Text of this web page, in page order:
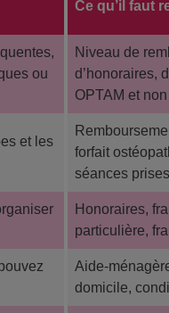
Ce qu’il faut
ou
Niveau de
d’honoraires,
OPTAM et
et les
forfait
séances
Honoraires,
particulière,
Aide-
domicile,